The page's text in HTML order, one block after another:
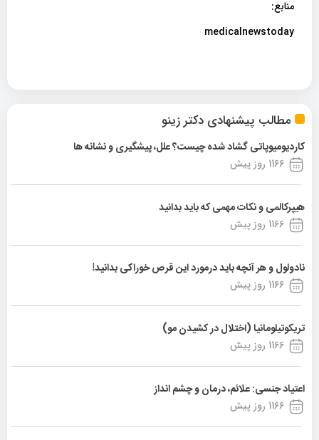
مطالب پیشنهادی دکتر زینو
کاردیومیوپاتی گشاد شده چیست؟ علل، پیشگیری و نشانه ها
1166 روز پیش
هیپرکالمی و نکات مهمی که باید بدانید
1166 روز پیش
نادولول و هر آنچه باید درمورد این قرص خوراکی بدانید!
1166 روز پیش
تریکوتیلومانیا (اختلال در کشیدن مو)
1166 روز پیش
اعتیاد جنسی: علائم، درمان و چشم انداز
1166 روز پیش
منابع:
medicalnewstoday